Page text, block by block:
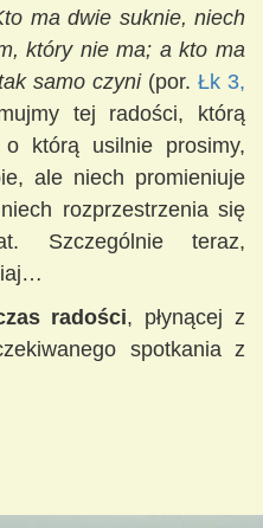
ma dwie suknie, niech
który nie ma; a kto ma
samo czyni (por. Łk 3,
tej radości, którą
którą usilnie prosimy,
ale niech promieniuje
rozprzestrzenia się
Szczególnie teraz,
radości, płynącej z
spotkania z